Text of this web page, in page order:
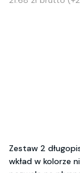
Zestaw 2
wkład w kolorze